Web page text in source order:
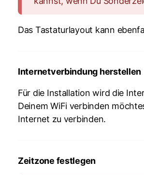
Das Tastaturlayout kann
Internetverbindung herstellen
Für die Installation wird die
Deinem WiFi verbinden
Internet zu verbinden.
Zeitzone festlegen